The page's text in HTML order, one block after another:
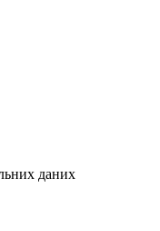
даних